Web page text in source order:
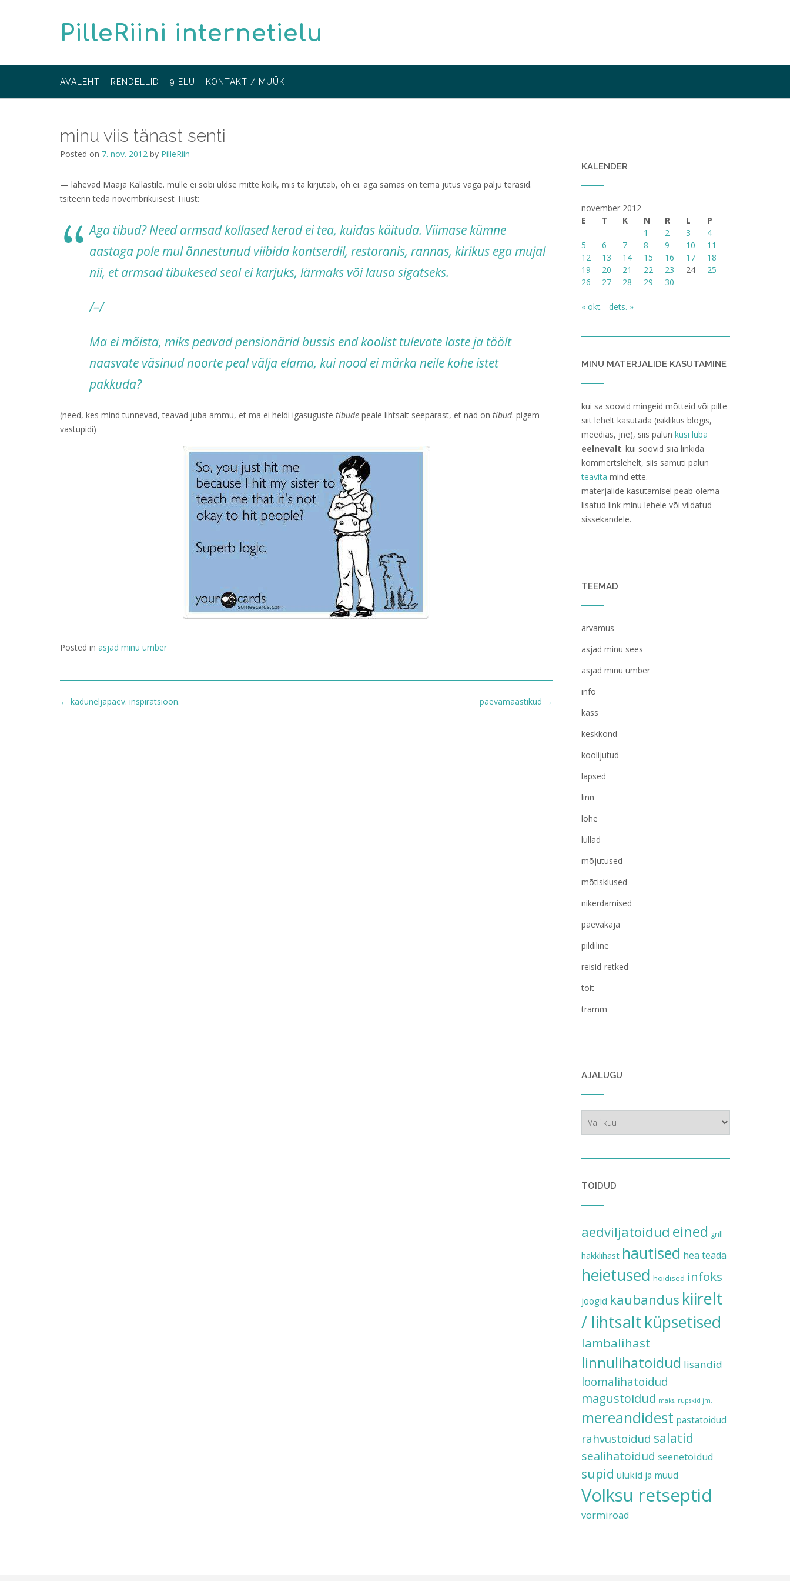
PilleRiini internetielu
AVALEHT RENDELLID 9 ELU KONTAKT / MÜÜK
minu viis tänast senti
Posted on 7. nov. 2012 by PilleRiin
— lähevad Maaja Kallastile. mulle ei sobi üldse mitte kõik, mis ta kirjutab, oh ei. aga samas on tema jutus väga palju terasid.
tsiteerin teda novembrikuisest Tiiust:
Aga tibud? Need armsad kollased kerad ei tea, kuidas käituda. Viimase kümne
aastaga pole mul õnnestunud viibida kontserdil, restoranis, rannas, kirikus ega mujal
nii, et armsad tibukesed seal ei karjuks, lärmaks või lausa sigatseks.
/–/
Ma ei mõista, miks peavad pensionärid bussis end koolist tulevate laste ja töölt
naasvate väsinud noorte peal välja elama, kui nood ei märka neile kohe istet
pakkuda?
(need, kes mind tunnevad, teavad juba ammu, et ma ei heldi igasuguste tibude peale lihtsalt seepärast, et nad on tibud. pigem
vastupidi)
Posted in asjad minu ümber
Post
päevamaastikud →
← kaduneljapäev. inspiratsioon.
KALENDER
november 2012
E
T K N R L
P
1
2 3
4
5
6 7 8 9 10
11
12
13 14 15 16 17
18
19
20 21 22 23 24
25
26
27 28 29 30
« okt. dets. »
MINU MATERJALIDE KASUTAMINE
kui sa soovid mingeid mõtteid või pilte
siit lehelt kasutada (isiklikus blogis,
meedias, jne), siis palun küsi luba
eelnevalt. kui soovid siia linkida
kommertslehelt, siis samuti palun
teavita mind ette.
materjalide kasutamisel peab olema
lisatud link minu lehele või viidatud
sissekandele.
TEEMAD
arvamus
asjad minu sees
asjad minu ümber
info
kass
keskkond
koolijutud
lapsed
linn
lohe
lullad
mõjutused
mõtisklused
nikerdamised
päevakaja
pildiline
reisid-retked
toit
tramm
AJALUGU
TOIDUD
aedviljatoidud eined grill
hakklihast hautised hea teada
heietused hoidised infoks
joogid kaubandus kiirelt
/ lihtsaltküpsetised
lambalihast
linnulihatoidud lisandid
loomalihatoidud
magustoidud maks, rupskid jm.
mereandidest pastatoidud
rahvustoidud salatid
sealihatoidud seenetoidud
supid ulukid ja muud
Volksu retseptid
vormiroad